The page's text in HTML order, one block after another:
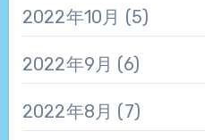
2022年10月 (5)
2022年9月 (6)
2022年8月 (7)